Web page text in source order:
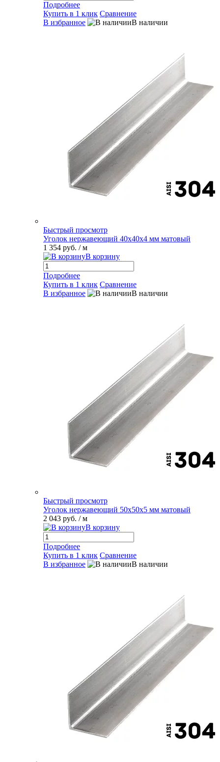
Подробнее
Купить в 1 клик Сравнение
В избранное
В наличии
Быстрый просмотр
Уголок нержавеющий 40х40х4 мм матовый
1 354 руб. / м
В корзину
Подробнее
Купить в 1 клик Сравнение
В избранное
В наличии
Быстрый просмотр
Уголок нержавеющий 50х50х5 мм матовый
2 043 руб. / м
В корзину
Подробнее
Купить в 1 клик Сравнение
В избранное
В наличии